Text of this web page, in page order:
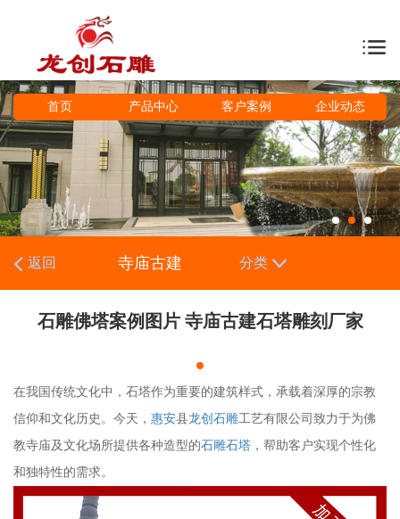
首页 产品中心 客户案例 企业动态
返回 寺庙古建 分类
石雕佛塔案例图片 寺庙古建石塔雕刻厂家
在我国传统文化中，石塔作为重要的建筑样式，承载着深厚的宗教
信仰和文化历史。今天， 惠安县龙创石雕工艺有限公司致力于为佛
教寺庙及文化场所提供各种造型的石雕石塔 ，帮助客户实现个性化
和独特性的需求。